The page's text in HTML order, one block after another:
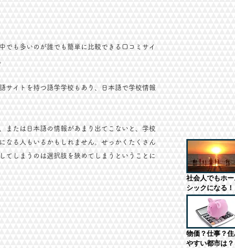
でも多いのが誰でも簡単に比較できる口コミサイ
サイトを持つ語学学校もあり、日本語で学校情報
または日本語の情報があまり出てこないと、学校
なる人もいるかもしれません。せっかくたくさん
てしまうのは選択肢を狭めてしまうということに
社会人でもホ
シックになる！
物価？仕事？
やすい都市は？